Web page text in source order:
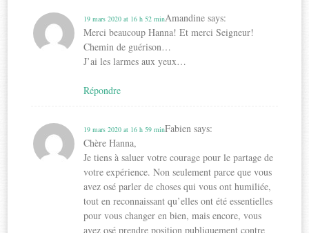
Amandine says:
19 mars 2020 at 16 h 52 min
Merci beaucoup Hanna! Et merci Seigneur!
Chemin de guérison…
J’ai les larmes aux yeux…
Répondre
Fabien says:
19 mars 2020 at 16 h 59 min
Chère Hanna,
Je tiens à saluer votre courage pour le partage de
votre expérience. Non seulement parce que vous
avez osé parler de choses qui vous ont humiliée,
tout en reconnaissant qu’elles ont été essentielles
pour vous changer en bien, mais encore, vous
avez osé prendre position publiquement contre